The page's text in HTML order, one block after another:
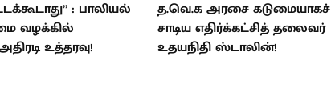
: பாலியல்
வழக்கில்
உத்தரவு!
த.வெ.க அரசை கடுமையாகச்
சாடிய எதிர்க்கட்சித் தலைவர்
உதயநிதி ஸ்டாலின்!